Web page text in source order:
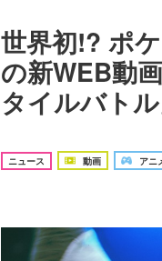
世界初!? ポ
の新WEB動
タイルバト
ニュース 動画 アニ